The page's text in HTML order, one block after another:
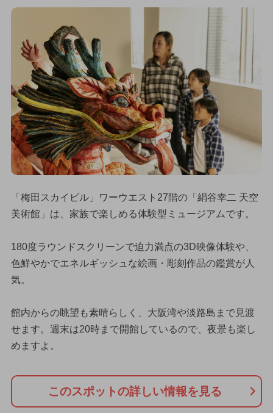
「梅田スカイビル」ワーウエスト27階の「絹谷幸二 天空
美術館」は、家族で楽しめる体験型ミュージアムです。
180度ラウンドスクリーンで迫力満点の3D映像体験や、
色鮮やかでエネルギッシュな絵画・彫刻作品の鑑賞が人
気。
館内からの眺望も素晴らしく、大阪湾や淡路島まで見渡
せます。週末は20時まで開館しているので、夜景も楽し
めますよ。
このスポットの詳しい情報を見る